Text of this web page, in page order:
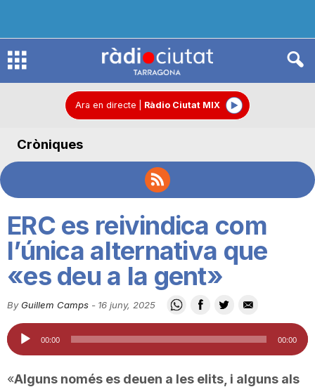
R
d
o
C
u
Ara en directe Ràdio Ciutat MIX
Cròniques
ERC es reivindica com
l’única alternativa que
«es deu a la gent»
By Guillem Camps - 16 juny, 2025
Reproductor
d'àudio
00:00 00:00
«Alguns només es deuen a les elits, i alguns als